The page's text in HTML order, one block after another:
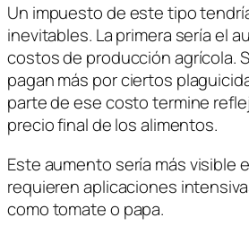
Un impuesto de este tipo
inevitables. La primera sería el
costos de producción agrícola.
pagan más por ciertos
parte de ese costo termine
precio final de los alimentos.
Este aumento sería más visible
requieren aplicaciones
como tomate o papa.